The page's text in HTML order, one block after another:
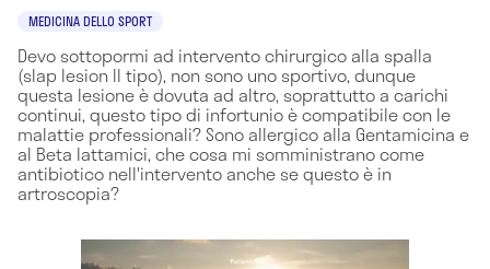
MEDICINA DELLO SPORT
Devo sottopormi ad intervento chirurgico alla spalla
(slap lesion II tipo), non sono uno sportivo, dunque
questa lesione è dovuta ad altro, soprattutto a carichi
continui, questo tipo di infortunio è compatibile con le
malattie professionali? Sono allergico alla Gentamicina e
al Beta lattamici, che cosa mi somministrano come
antibiotico nell'intervento anche se questo è in
artroscopia?